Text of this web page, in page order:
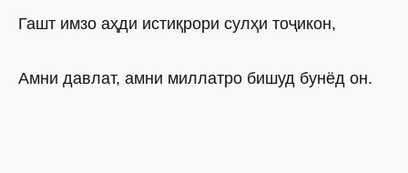
Гашт имзо аҳди истиқрори сулҳи тоҷикон,
Амни давлат, амни миллатро бишуд бунёд он.